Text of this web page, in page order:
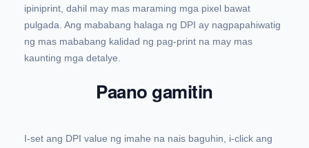
ipiniprint, dahil may mas maraming mga pixel bawat
pulgada. Ang mababang halaga ng DPI ay nagpapahiwatig
ng mas mababang kalidad ng pag-print na may mas
kaunting mga detalye.
Paano gamitin
I-set ang DPI value ng imahe na nais baguhin, i-click ang